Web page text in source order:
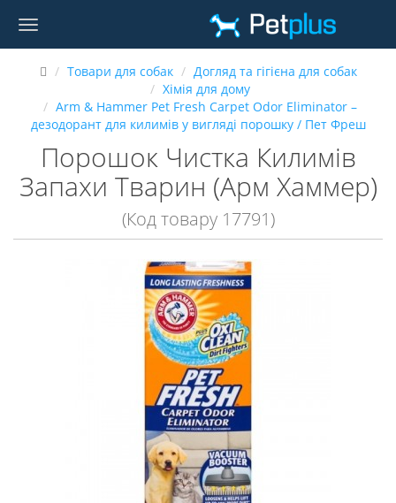
Товари для собак
Догляд та гігієна для собак
Хімія для дому
Arm & Hammer Pet Fresh Carpet Odor Eliminator –
дезодорант для килимів у вигляді порошку / Пет Фреш
Порошок Чистка Килимів
Запахи Тварин (Арм Хаммер)
(Код товару 17791)